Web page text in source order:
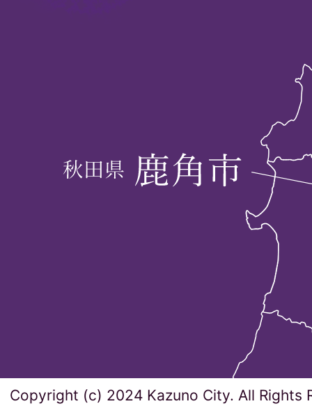
Copyright (c) 2024 Kazuno City. All Rights